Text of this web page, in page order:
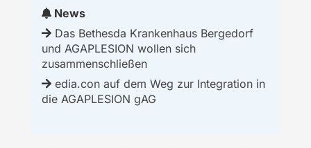
News
Das Bethesda Krankenhaus Bergedorf
und AGAPLESION wollen sich
zusammenschließen
edia.con auf dem Weg zur Integration in
die AGAPLESION gAG